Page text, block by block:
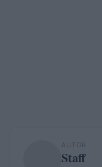
AUTOR
Staff